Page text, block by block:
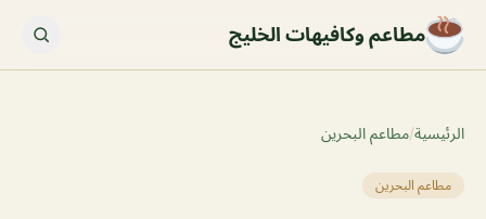
مطاعم وكافيهات الخليج
الرئيسية/مطاعم البحرين
مطاعم البحرين